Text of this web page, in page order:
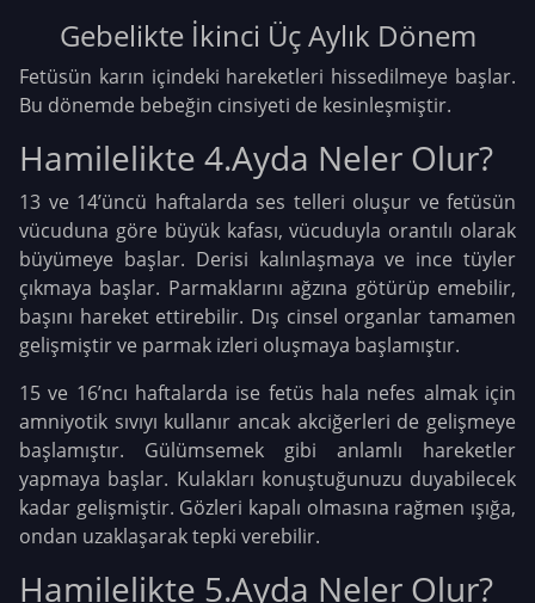
Gebelikte İkinci Üç Aylık Dönem
Fetüsün karın içindeki hareketleri hissedilmeye başlar.
Bu dönemde bebeğin cinsiyeti de kesinleşmiştir.
Hamilelikte 4.Ayda Neler Olur?
13 ve 14’üncü haftalarda ses telleri oluşur ve fetüsün
vücuduna göre büyük kafası, vücuduyla orantılı olarak
büyümeye başlar. Derisi kalınlaşmaya ve ince tüyler
çıkmaya başlar. Parmaklarını ağzına götürüp emebilir,
başını hareket ettirebilir. Dış cinsel organlar tamamen
gelişmiştir ve parmak izleri oluşmaya başlamıştır.
15 ve 16’ncı haftalarda ise fetüs hala nefes almak için
amniyotik sıvıyı kullanır ancak akciğerleri de gelişmeye
başlamıştır. Gülümsemek gibi anlamlı hareketler
yapmaya başlar. Kulakları konuştuğunuzu duyabilecek
kadar gelişmiştir. Gözleri kapalı olmasına rağmen ışığa,
ondan uzaklaşarak tepki verebilir.
Hamilelikte 5.Ayda Neler Olur?